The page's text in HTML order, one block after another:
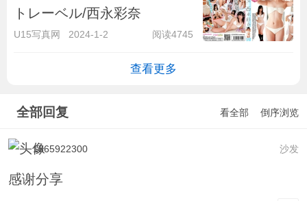
トレーベル/西永彩奈
U15写真网 2024-1-2 阅读4745
查看更多
全部回复 看全部 倒序浏览
沙发
1365922300
感谢分享